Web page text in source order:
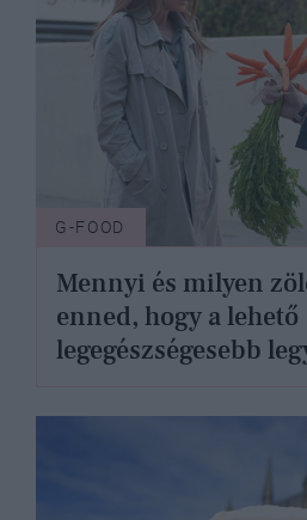
G-FOOD
Mennyi és milyen
enned, hogy a lehető
legegészségesebb